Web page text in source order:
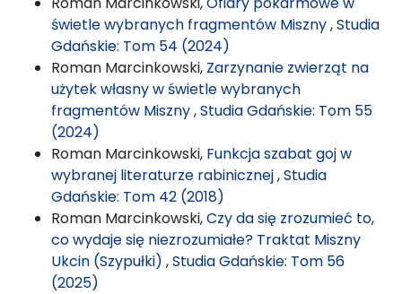
świetle wybranych fragmentów Miszny,Studia
Gdańskie: Tom 54 (2024)
Roman Marcinkowski, Zarzynanie zwierząt na
użytek własny w świetle wybranych
fragmentów Miszny,Studia Gdańskie: Tom 55
(2024)
Roman Marcinkowski, Funkcja szabat goj w
wybranej literaturze rabinicznej,Studia
Gdańskie: Tom 42 (2018)
Roman Marcinkowski,Czy da się zrozumieć to,
co wydaje się niezrozumiałe? Traktat Miszny
Ukcin (Szypułki) ,Studia Gdańskie: Tom 56
(2025)